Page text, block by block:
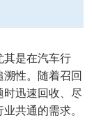
其是在汽车行
性。随着召回
迅速回收、尽
共通的需求。